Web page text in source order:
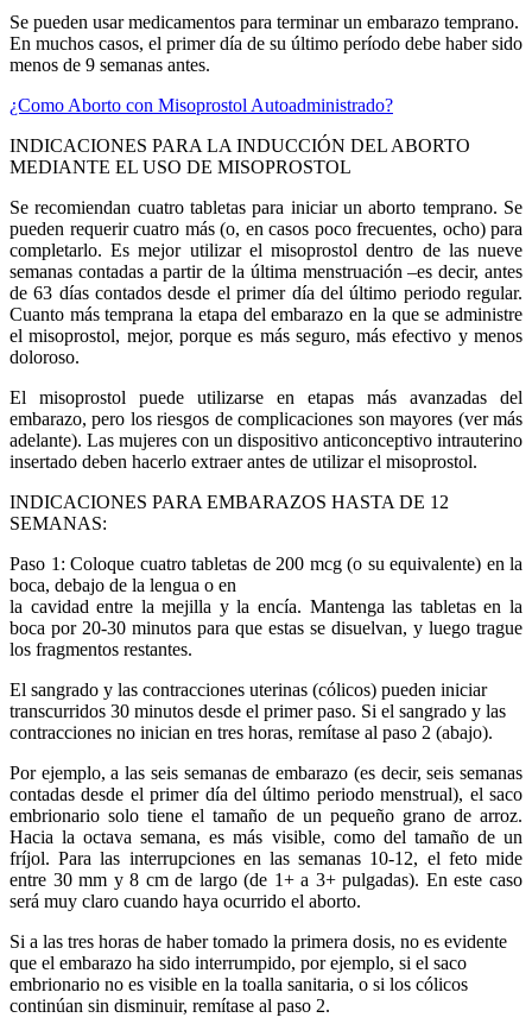
Se pueden usar medicamentos para terminar un embarazo temprano.
En muchos casos, el primer día de su último período debe haber sido
menos de 9 semanas antes.
¿Como Aborto con Misoprostol Autoadministrado?
INDICACIONES PARA LA INDUCCIÓN DEL ABORTO
MEDIANTE EL USO DE MISOPROSTOL
Se recomiendan cuatro tabletas para iniciar un aborto temprano. Se
pueden requerir cuatro más (o, en casos poco frecuentes, ocho) para
completarlo. Es mejor utilizar el misoprostol dentro de las nueve
semanas contadas a partir de la última menstruación –es decir, antes
de 63 días contados desde el primer día del último periodo regular.
Cuanto más temprana la etapa del embarazo en la que se administre
el misoprostol, mejor, porque es más seguro, más efectivo y menos
doloroso.
El misoprostol puede utilizarse en etapas más avanzadas del
embarazo, pero los riesgos de complicaciones son mayores (ver más
adelante). Las mujeres con un dispositivo anticonceptivo intrauterino
insertado deben hacerlo extraer antes de utilizar el misoprostol.
INDICACIONES PARA EMBARAZOS HASTA DE 12
SEMANAS:
Paso 1: Coloque cuatro tabletas de 200 mcg (o su equivalente) en la
boca, debajo de la lengua o en
la cavidad entre la mejilla y la encía. Mantenga las tabletas en la
boca por 20-30 minutos para que estas se disuelvan, y luego trague
los fragmentos restantes.
El sangrado y las contracciones uterinas (cólicos) pueden iniciar
transcurridos 30 minutos desde el primer paso. Si el sangrado y las
contracciones no inician en tres horas, remítase al paso 2 (abajo).
Por ejemplo, a las seis semanas de embarazo (es decir, seis semanas
contadas desde el primer día del último periodo menstrual), el saco
embrionario solo tiene el tamaño de un pequeño grano de arroz.
Hacia la octava semana, es más visible, como del tamaño de un
fríjol. Para las interrupciones en las semanas 10-12, el feto mide
entre 30 mm y 8 cm de largo (de 1+ a 3+ pulgadas). En este caso
será muy claro cuando haya ocurrido el aborto.
Si a las tres horas de haber tomado la primera dosis, no es evidente
que el embarazo ha sido interrumpido, por ejemplo, si el saco
embrionario no es visible en la toalla sanitaria, o si los cólicos
continúan sin disminuir, remítase al paso 2.